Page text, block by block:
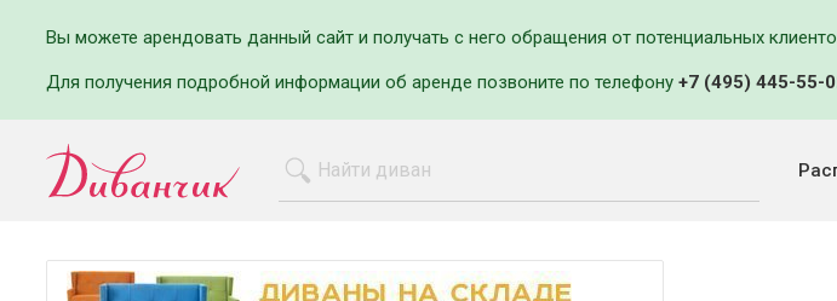
Вы можете арендовать данный сайт и получать с него обращения от потенциальных
Для получения подробной информации об аренде позвоните по телефону +7 (495) 445-55-